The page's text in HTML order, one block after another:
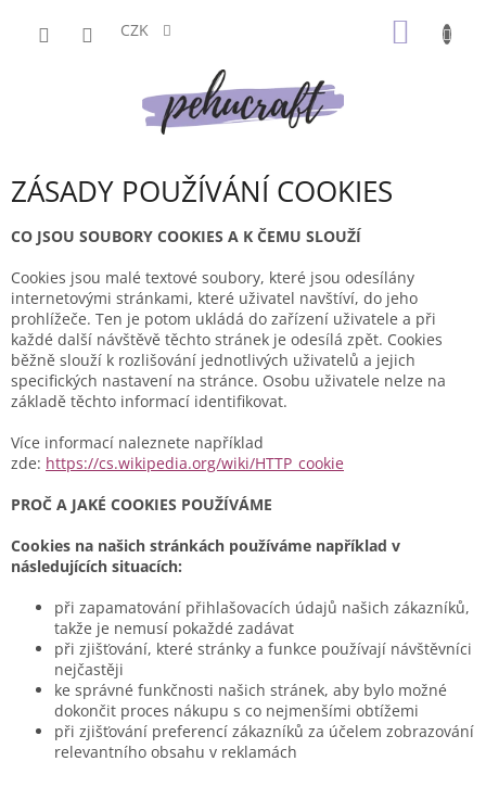
CZK
ZÁSADY POUŽÍVÁNÍ COOKIES
CO JSOU SOUBORY COOKIES A K ČEMU SLOUŽÍ
Cookies jsou malé textové soubory, které jsou odesílány
internetovými stránkami, které uživatel navštíví, do jeho
prohlížeče. Ten je potom ukládá do zařízení uživatele a při
každé další návštěvě těchto stránek je odesílá zpět. Cookies
běžně slouží k rozlišování jednotlivých uživatelů a jejich
specifických nastavení na stránce. Osobu uživatele nelze na
základě těchto informací identifikovat.
Více informací naleznete například
zde: https://cs.wikipedia.org/wiki/HTTP_cookie
PROČ A JAKÉ COOKIES POUŽÍVÁME
Cookies na našich stránkách používáme například v
následujících situacích:
při zapamatování přihlašovacích údajů našich zákazníků,
takže je nemusí pokaždé zadávat
při zjišťování, které stránky a funkce používají návštěvníci
nejčastěji
ke správné funkčnosti našich stránek, aby bylo možné
dokončit proces nákupu s co nejmenšími obtížemi
při zjišťování preferencí zákazníků za účelem zobrazování
relevantního obsahu v reklamách